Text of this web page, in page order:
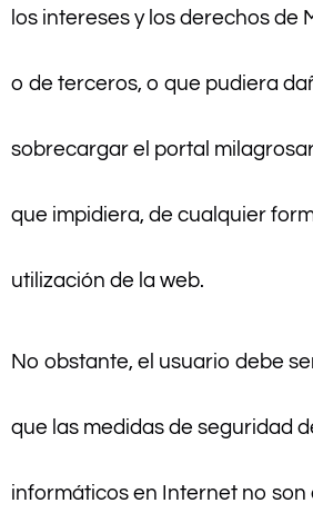
los intereses y los derechos de
o de terceros, o que pudiera
sobrecargar el portal
que impidiera, de cualquier
utilización de la web.
No obstante, el usuario debe
que las medidas de seguridad
informáticos en Internet no